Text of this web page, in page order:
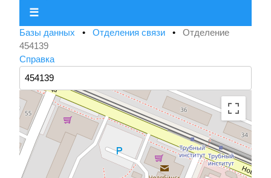
☰
Базы данных • Отделения связи • Отделение
454139
Справка